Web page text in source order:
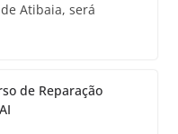
Atibaia, será
de Reparação